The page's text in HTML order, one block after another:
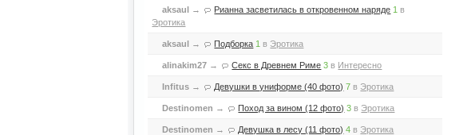
aksaul → Рианна засветилась в откровенном наряде 1 в
Эротика
aksaul → Подборка 1 в Эротика
alinakim27 → Секс в Древнем Риме 3 в Интересно
Infitus → Девушки в униформе (40 фото) 7 в Эротика
Destinomen → Поход за вином (12 фото) 3 в Эротика
Destinomen → Девушка в лесу (11 фото) 4 в Эротика